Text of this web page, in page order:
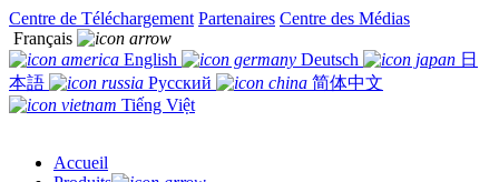
Centre de Téléchargement Partenaires Centre des Médias
Français
English
Deutsch
日
本語
Русский
简体中文
Tiếng Việt
Accueil